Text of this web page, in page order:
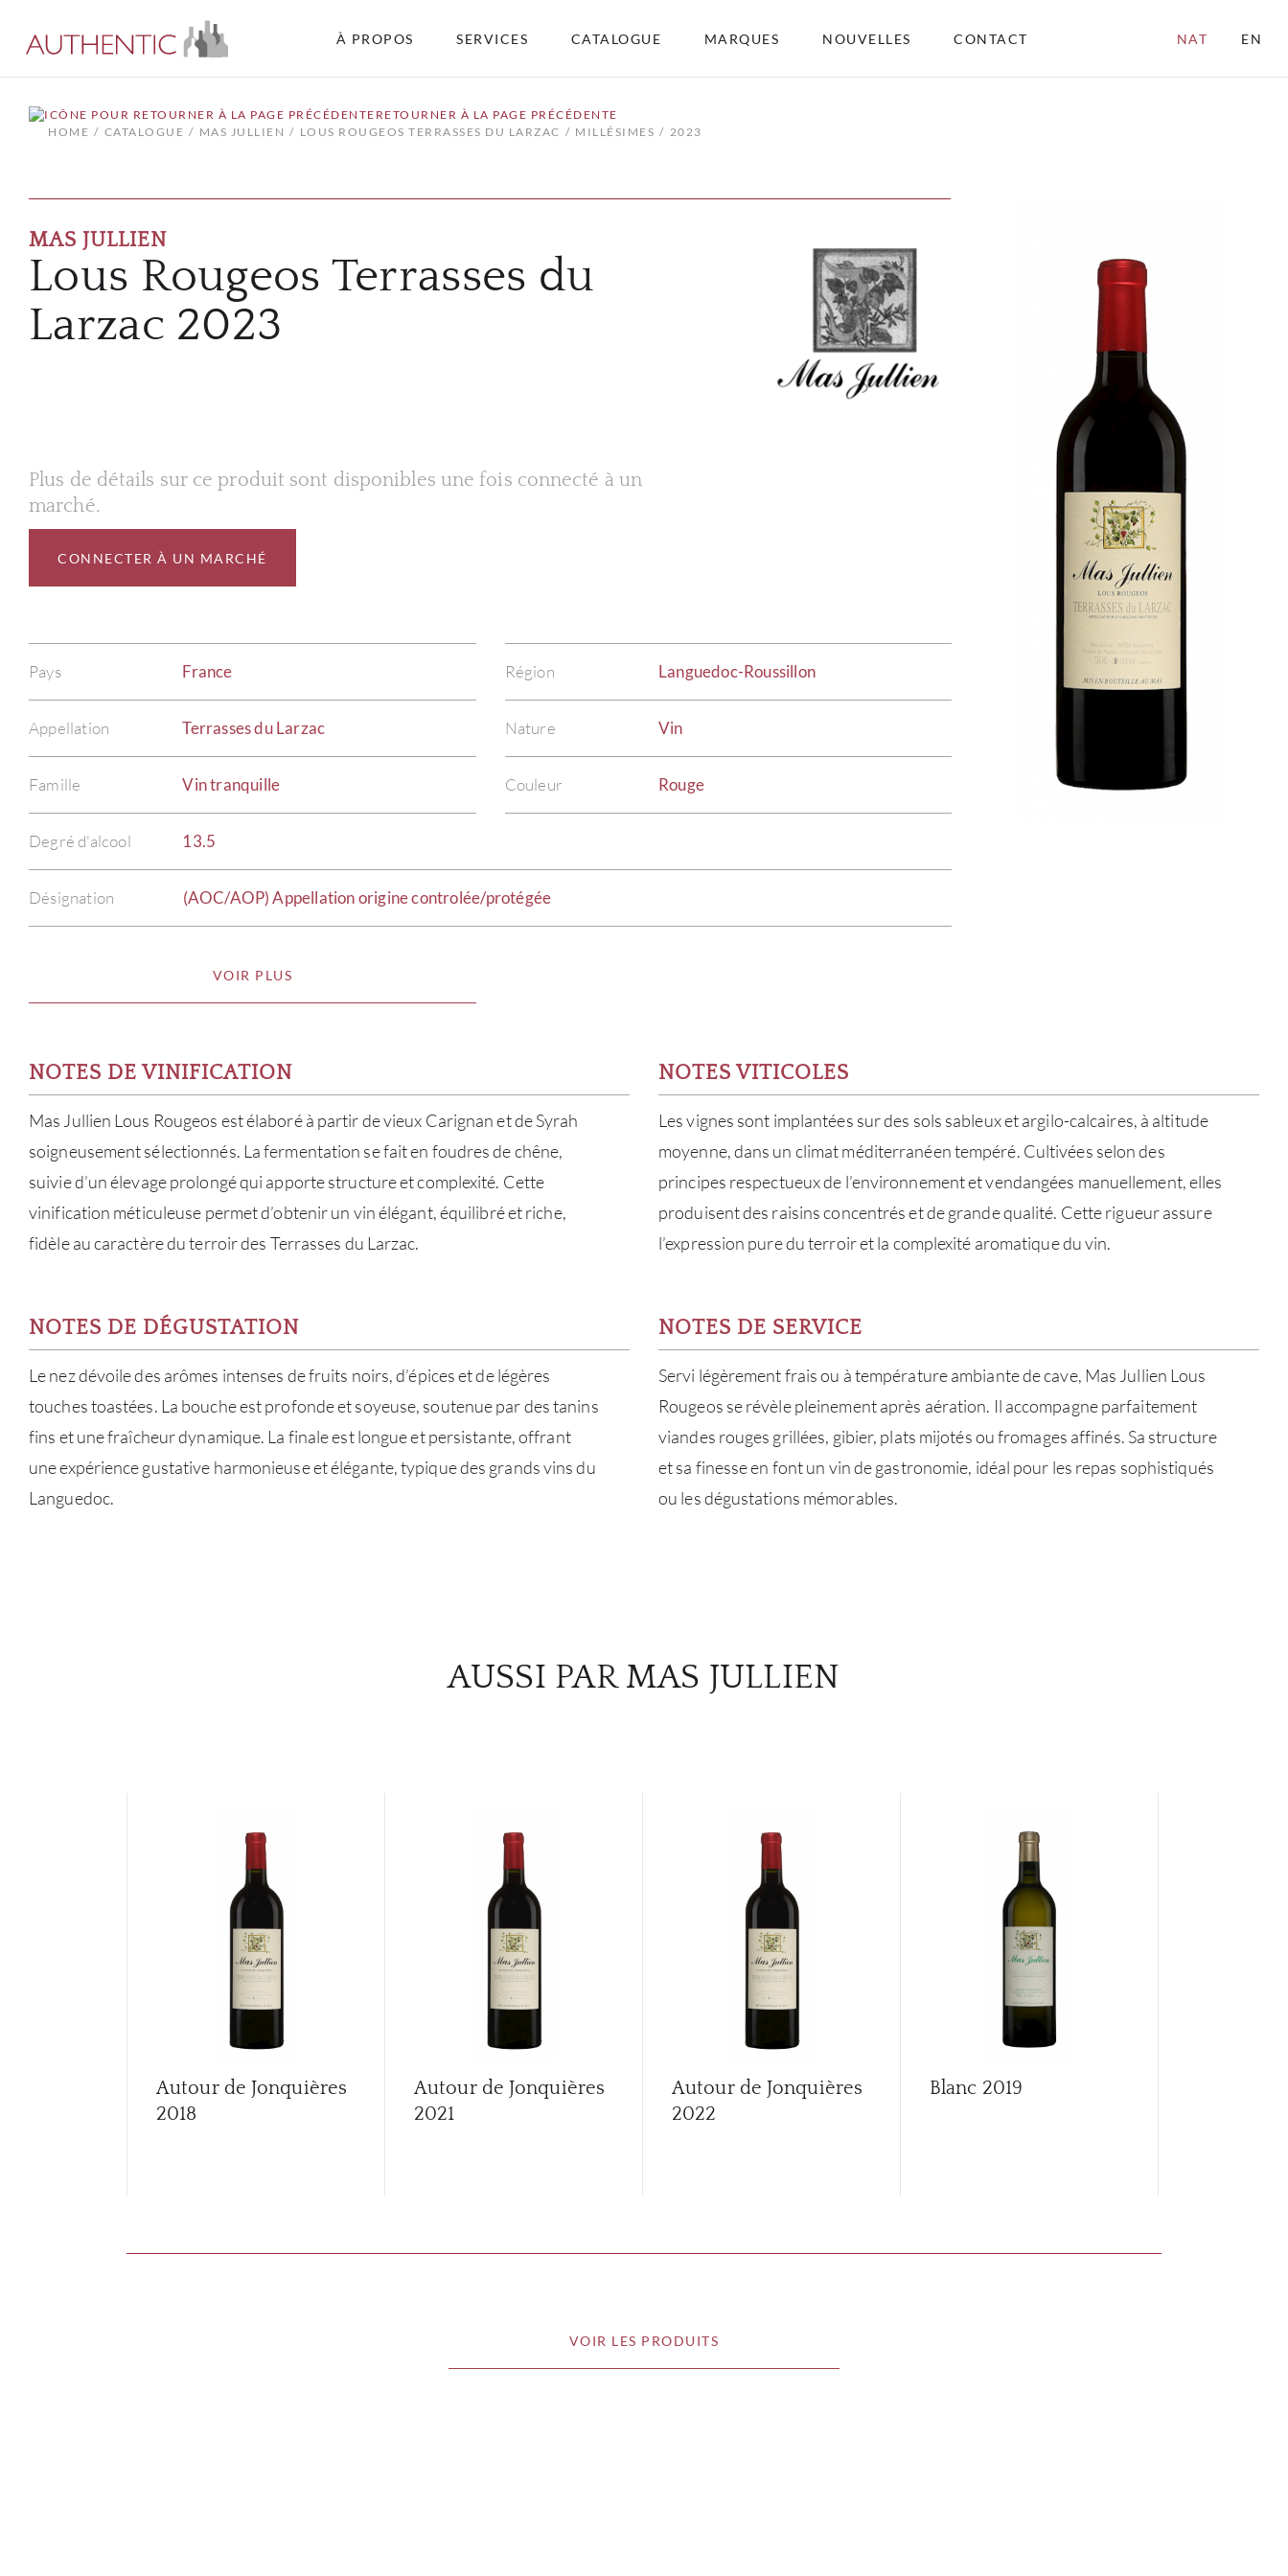
À PROPOS SERVICES CATALOGUE MARQUES NOUVELLES CONTACT NAT EN
RETOURNER À LA PAGE PRÉCÉDENTE
HOME
CATALOGUE MAS JULLIEN LOUS ROUGEOS TERRASSES DU LARZAC MILLÉSIMES 2023
MAS JULLIEN
Lous Rougeos Terrasses du
Larzac 2023
Plus de détails sur ce produit sont disponibles une fois connecté à un
marché.
CONNECTER À UN MARCHÉ
Pays France Région Languedoc-Roussillon
Appellation Terrasses du Larzac Nature Vin
Famille Vin tranquille Couleur Rouge
Degré d'alcool 13.5
Désignation (AOC/AOP) Appellation origine controlée/protégée
VOIR PLUS
NOTES DE VINIFICATION
Mas Jullien Lous Rougeos est élaboré à partir de vieux Carignan et de Syrah
soigneusement sélectionnés. La fermentation se fait en foudres de chêne,
suivie d’un élevage prolongé qui apporte structure et complexité. Cette
vinification méticuleuse permet d’obtenir un vin élégant, équilibré et riche,
fidèle au caractère du terroir des Terrasses du Larzac.
NOTES VITICOLES
Les vignes sont implantées sur des sols sableux et argilo-calcaires, à altitude
moyenne, dans un climat méditerranéen tempéré. Cultivées selon des
principes respectueux de l’environnement et vendangées manuellement, elles
produisent des raisins concentrés et de grande qualité. Cette rigueur assure
l’expression pure du terroir et la complexité aromatique du vin.
NOTES DE DÉGUSTATION
Le nez dévoile des arômes intenses de fruits noirs, d’épices et de légères
touches toastées. La bouche est profonde et soyeuse, soutenue par des tanins
fins et une fraîcheur dynamique. La finale est longue et persistante, offrant
une expérience gustative harmonieuse et élégante, typique des grands vins du
Languedoc.
NOTES DE SERVICE
Servi légèrement frais ou à température ambiante de cave, Mas Jullien Lous
Rougeos se révèle pleinement après aération. Il accompagne parfaitement
viandes rouges grillées, gibier, plats mijotés ou fromages affinés. Sa structure
et sa finesse en font un vin de gastronomie, idéal pour les repas sophistiqués
ou les dégustations mémorables.
AUSSI PAR MAS JULLIEN
Autour de Jonquières
2018
Autour de Jonquières
2021
Autour de Jonquières
2022
Blanc 2019
VOIR LES PRODUITS